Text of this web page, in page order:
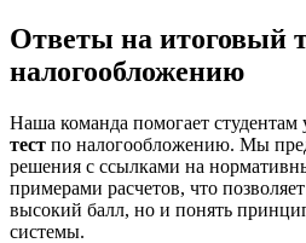
Ответы на итоговый
налогообложению
Наша команда помогает студентам
тест по налогообложению. Мы
решения с ссылками на
примерами расчетов, что
высокий балл, но и понять
системы.